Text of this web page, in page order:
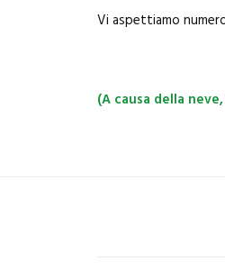
Vi aspettiamo
(A causa della